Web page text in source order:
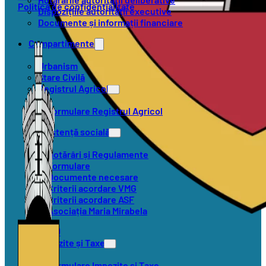
Dispozițiile autorității executive
Documente și informații financiare
Compartimente
Urbanism
Stare Civilă
Registrul Agricol
Formulare Registrul Agricol
Asistență socială
Hotărâri și Regulamente
Formulare
Documente necesare
Criterii acordare VMG
Criterii acordare ASF
Asociația Maria Mirabela
SVSU
Impozite și Taxe
Politica de confidențialitate